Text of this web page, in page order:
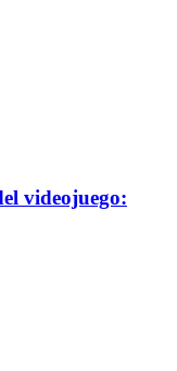
videojuego: